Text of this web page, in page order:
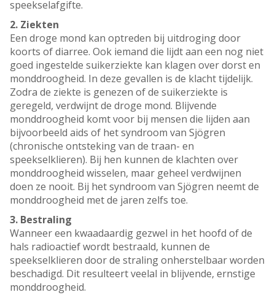
speekselafgifte.
2. Ziekten
Een droge mond kan optreden bij uitdroging door
koorts of diarree. Ook iemand die lijdt aan een nog niet
goed ingestelde suikerziekte kan klagen over dorst en
monddroogheid. In deze gevallen is de klacht tijdelijk.
Zodra de ziekte is genezen of de suikerziekte is
geregeld, verdwijnt de droge mond. Blijvende
monddroogheid komt voor bij mensen die lijden aan
bijvoorbeeld aids of het syndroom van Sjögren
(chronische ontsteking van de traan- en
speekselklieren). Bij hen kunnen de klachten over
monddroogheid wisselen, maar geheel verdwijnen
doen ze nooit. Bij het syndroom van Sjögren neemt de
monddroogheid met de jaren zelfs toe.
3. Bestraling
Wanneer een kwaadaardig gezwel in het hoofd of de
hals radioactief wordt bestraald, kunnen de
speekselklieren door de straling onherstelbaar worden
beschadigd. Dit resulteert veelal in blijvende, ernstige
monddroogheid.